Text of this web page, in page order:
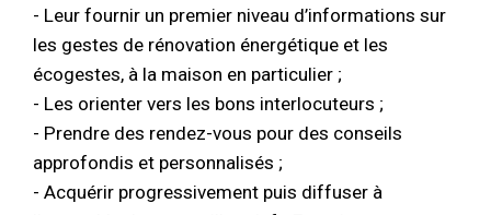
- Leur fournir un premier niveau d’informations sur
les gestes de rénovation énergétique et les
écogestes, à la maison en particulier ;
- Les orienter vers les bons interlocuteurs ;
- Prendre des rendez-vous pour des conseils
approfondis et personnalisés ;
- Acquérir progressivement puis diffuser à